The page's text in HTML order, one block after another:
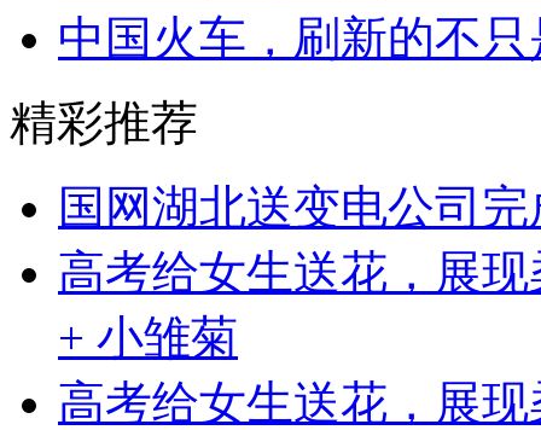
中国火车，刷新的不
精彩推荐
国网湖北送变电公司
高考给女生送花，展
+ 小雏菊
高考给女生送花，展